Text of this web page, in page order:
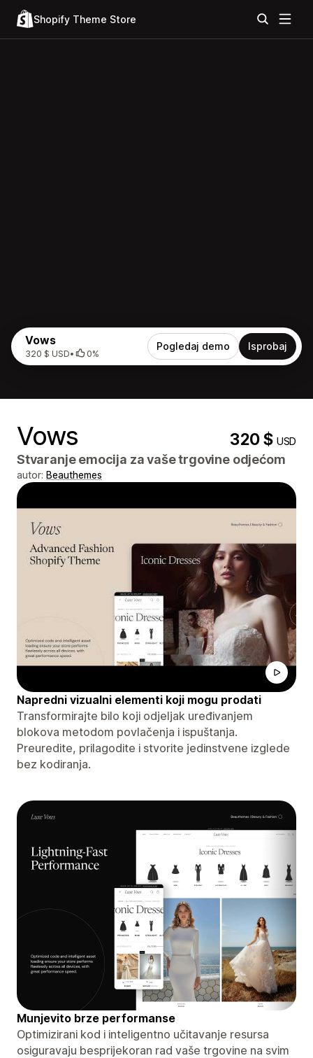
Shopify Theme Store
Vows
320 $ USD• 0%
Pogledaj demo Isprobaj
Vows 320 $USD
Stvaranje emocija za vaše trgovine odjećom
autor: Beauthemes
Napredni vizualni elementi koji mogu prodati
Transformirajte bilo koji odjeljak uređivanjem
blokova metodom povlačenja i ispuštanja.
Preuredite, prilagodite i stvorite jedinstvene izglede
bez kodiranja.
Munjevito brze performanse
Optimizirani kod i inteligentno učitavanje resursa
osiguravaju besprijekoran rad vaše trgovine na svim